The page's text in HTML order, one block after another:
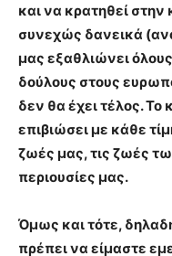
και να κρατηθεί στην
συνεχώς δανεικά
μας εξαθλιώνει
δούλους στους
δεν θα έχει τέλος.
επιβιώσει με κάθε
ζωές μας, τις ζωές
περιουσίες μας.
Όμως και τότε,
πρέπει να είμαστε